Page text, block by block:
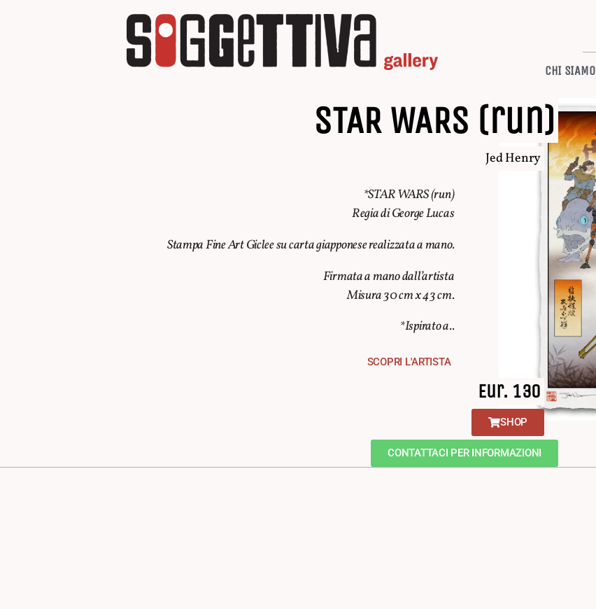
CHI SIAMO
STAR WARS (run)
Jed Henry
*STAR WARS (run)
Regia di George Lucas
Stampa Fine Art Giclee su carta giapponese realizzata a mano.
Firmata a mano dall’artista
Misura 30 cm x 43 cm.
*Ispirato a..
SCOPRI L'ARTISTA
Eur. 130
SHOP
CONTATTACI PER INFORMAZIONI